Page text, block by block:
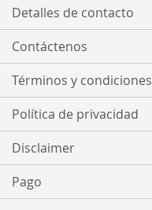
Detalles de contacto
Contáctenos
Términos y condiciones
Política de privacidad
Disclaimer
Pago